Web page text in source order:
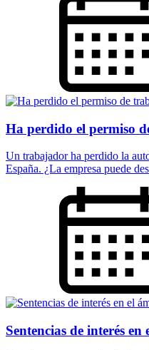
Ha perdido el permiso
Un trabajador ha perdido la
España. ¿La empresa puede
Sentencias de interés